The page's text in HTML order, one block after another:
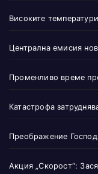
Високите
Централна емисия
Променливо време
Катастрофа
Преображение
Акция „Скорост“: